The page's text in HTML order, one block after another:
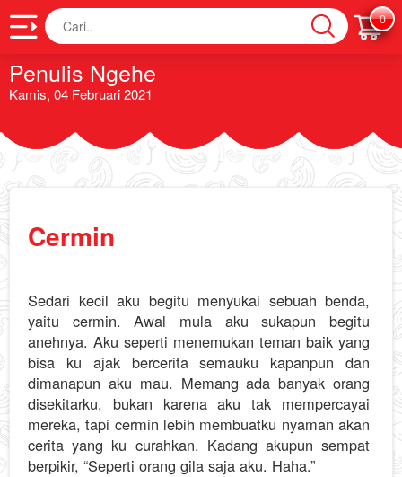
Cari 0
Penulis Ngehe
Kamis, 04 Februari 2021
Cermin
Sedari kecil aku begitu menyukai sebuah benda,
yaitu cermin. Awal mula aku sukapun begitu
anehnya. Aku seperti menemukan teman baik yang
bisa ku ajak bercerita semauku kapanpun dan
dimanapun aku mau. Memang ada banyak orang
disekitarku, bukan karena aku tak mempercayai
mereka, tapi cermin lebih membuatku nyaman akan
cerita yang ku curahkan. Kadang akupun sempat
berpikir, “Seperti orang gila saja aku. Haha.”